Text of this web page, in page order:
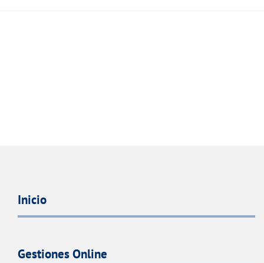
Inicio
Gestiones Online